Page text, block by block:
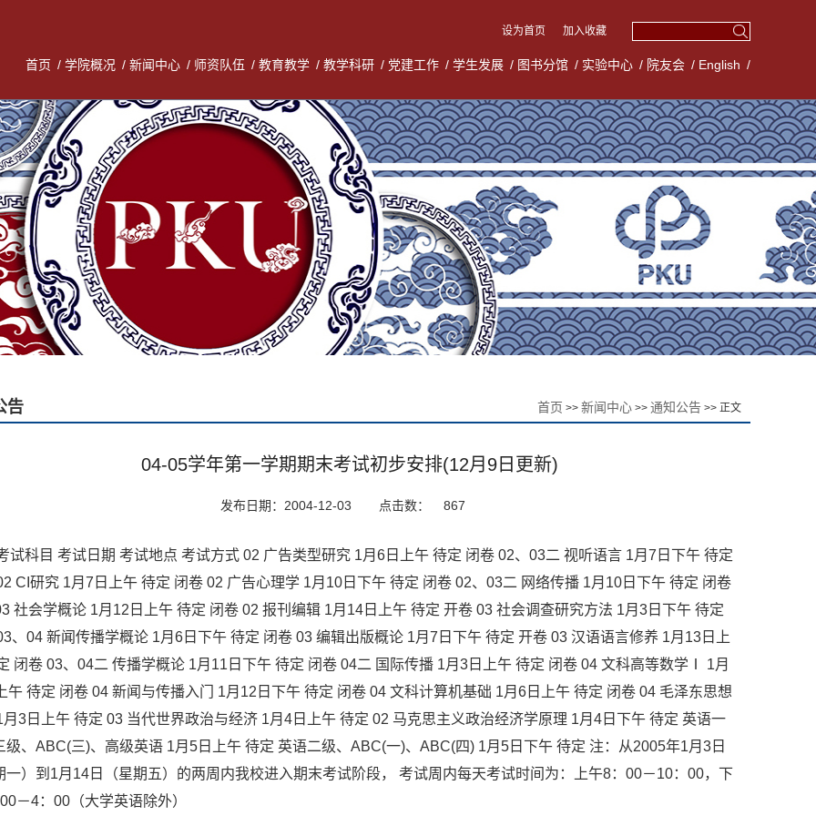
设为首页 加入收藏
首页 / 学院概况 / 新闻中心 / 师资队伍 / 教育教学 / 教学科研 / 党建工作 / 学生发展 / 图书分馆 / 实验中心 / 院友会 / English /
告 首页 >> 新闻中心 >> 通知公告 >> 正文
04-05学年第一学期期末考试初步安排(12月9日更新)
发布日期：2004-12-03 点击数： 867
试科目 考试日期 考试地点 考试方式 02 广告类型研究 1月6日上午 待定 闭卷 02、03二 视听语言 1月7日下午 待定
CI研究 1月7日上午 待定 闭卷 02 广告心理学 1月10日下午 待定 闭卷 02、03二 网络传播 1月10日下午 待定 闭卷
社会学概论 1月12日上午 待定 闭卷 02 报刊编辑 1月14日上午 待定 开卷 03 社会调查研究方法 1月3日下午 待定
、04 新闻传播学概论 1月6日下午 待定 闭卷 03 编辑出版概论 1月7日下午 待定 开卷 03 汉语语言修养 1月13日上
闭卷 03、04二 传播学概论 1月11日下午 待定 闭卷 04二 国际传播 1月3日上午 待定 闭卷 04 文科高等数学Ⅰ 1月
午 待定 闭卷 04 新闻与传播入门 1月12日下午 待定 闭卷 04 文科计算机基础 1月6日上午 待定 闭卷 04 毛泽东思想
月3日上午 待定 03 当代世界政治与经济 1月4日上午 待定 02 马克思主义政治经济学原理 1月4日下午 待定 英语一
级、ABC(三)、高级英语 1月5日上午 待定 英语二级、ABC(一)、ABC(四) 1月5日下午 待定 注：从2005年1月3日
一）到1月14日（星期五）的两周内我校进入期末考试阶段， 考试周内每天考试时间为：上午8：00－10：00，下
－4：00（大学英语除外）